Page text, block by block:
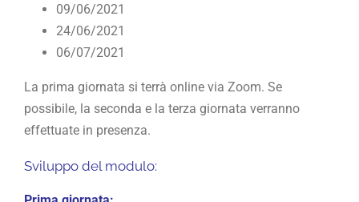
09/06/2021
24/06/2021
06/07/2021
La prima giornata si terrà online via Zoom. Se
possibile, la seconda e la terza giornata verranno
effettuate in presenza.
Sviluppo del modulo: